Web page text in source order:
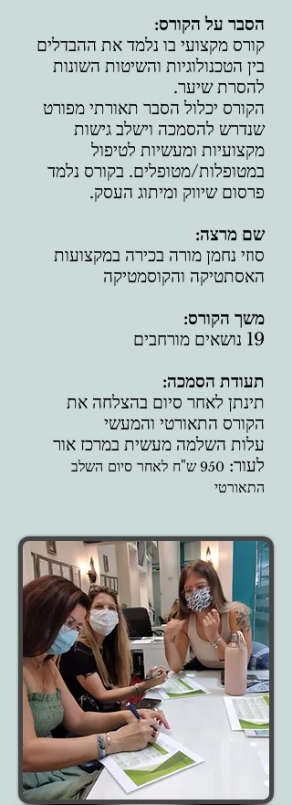
הסבר על הקורס:
קורס מקצועי בו נלמד את ההבדלים
בין הטכנולוגיות והשיטות השונות
להסרת שיער.
הקורס יכלול הסבר תאורתי מפורט
שנדרש להסמכה וישלב גישות
מקצועיות ומעשיות לטיפול
במטופלות/מטופלים. בקורס נלמד
פרסום שיווק ומיתוג העסק.
שם מרצה:
סוזי נחמן מורה בכירה במקצועות
האסתטיקה והקוסמטיקה
משך הקורס:
19 נושאים מורחבים
תעודת הסמכה:
תינתן לאחר סיום בהצלחה את
הקורס התאורטי והמעשי
עלות השלמה מעשית במרכז אור
לעור: 950 ש"ח לאחר סיום השלב
התאורטי